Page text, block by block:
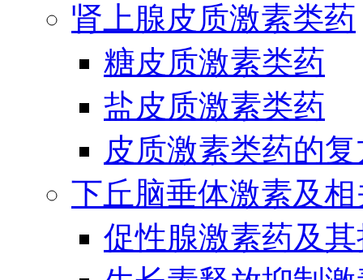
肾上腺皮质激素类药
糖皮质激素类药
盐皮质激素类药
皮质激素类药的
下丘脑垂体激素及
促性腺激素药及